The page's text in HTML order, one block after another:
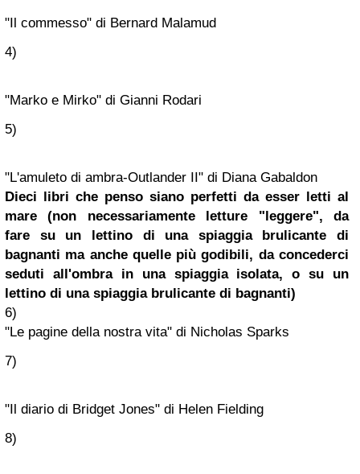
"Il commesso" di Bernard Malamud
4)
"Marko e Mirko" di Gianni Rodari
5)
"L'amuleto di ambra-Outlander II" di Diana Gabaldon
Dieci libri che penso siano perfetti da esser letti al
mare (non necessariamente letture "leggere", da
fare su un lettino di una spiaggia brulicante di
bagnanti ma anche quelle più godibili, da concederci
seduti all'ombra in una spiaggia isolata, o su un
lettino di una spiaggia brulicante di bagnanti)
6)
"Le pagine della nostra vita" di Nicholas Sparks
7)
"Il diario di Bridget Jones" di Helen Fielding
8)